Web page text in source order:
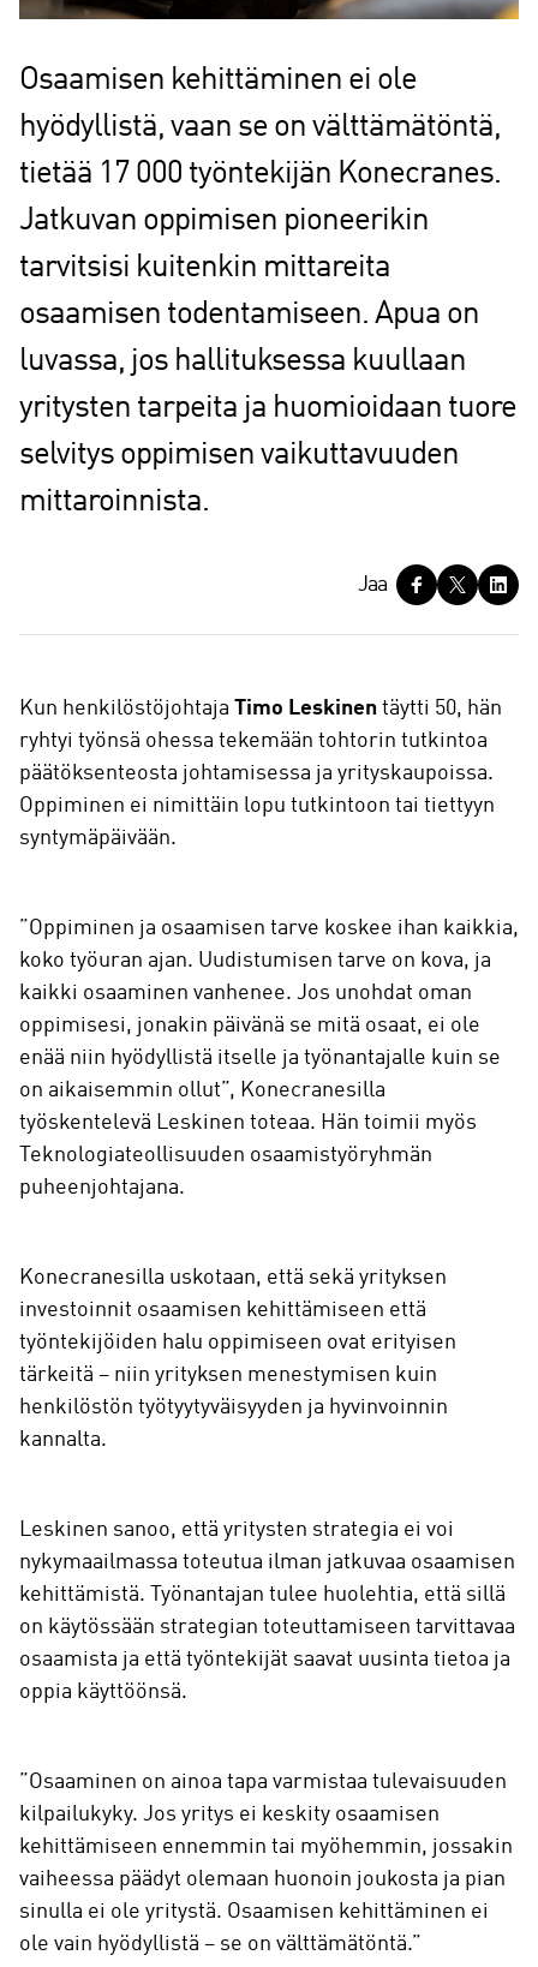
Osaamisen kehittäminen ei ole
hyödyllistä, vaan se on välttämätöntä,
tietää 17 000 työntekijän Konecranes.
Jatkuvan oppimisen pioneerikin
tarvitsisi kuitenkin mittareita
osaamisen todentamiseen. Apua on
luvassa, jos hallituksessa kuullaan
yritysten tarpeita ja huomioidaan tuore
selvitys oppimisen vaikuttavuuden
mittaroinnista.
a
Jaa
Kun henkilöstöjohtaja Timo Leskinen täytti 50, hän
ryhtyi työnsä ohessa tekemään tohtorin tutkintoa
päätöksenteosta johtamisessa ja yrityskaupoissa.
Oppiminen ei nimittäin lopu tutkintoon tai tiettyyn
syntymäpäivään.
”Oppiminen ja osaamisen tarve koskee ihan kaikkia,
koko työuran ajan. Uudistumisen tarve on kova, ja
kaikki osaaminen vanhenee. Jos unohdat oman
oppimisesi, jonakin päivänä se mitä osaat, ei ole
enää niin hyödyllistä itselle ja työnantajalle kuin se
on aikaisemmin ollut”, Konecranesilla
työskentelevä Leskinen toteaa. Hän toimii myös
Teknologiateollisuuden osaamistyöryhmän
puheenjohtajana.
Konecranesilla uskotaan, että sekä yrityksen
investoinnit osaamisen kehittämiseen että
työntekijöiden halu oppimiseen ovat erityisen
tärkeitä – niin yrityksen menestymisen kuin
henkilöstön työtyytyväisyyden ja hyvinvoinnin
kannalta.
Leskinen sanoo, että yritysten strategia ei voi
nykymaailmassa toteutua ilman jatkuvaa osaamisen
kehittämistä. Työnantajan tulee huolehtia, että sillä
on käytössään strategian toteuttamiseen tarvittavaa
osaamista ja että työntekijät saavat uusinta tietoa ja
oppia käyttöönsä.
”Osaaminen on ainoa tapa varmistaa tulevaisuuden
kilpailukyky. Jos yritys ei keskity osaamisen
kehittämiseen ennemmin tai myöhemmin, jossakin
vaiheessa päädyt olemaan huonoin joukosta ja pian
sinulla ei ole yritystä. Osaamisen kehittäminen ei
ole vain hyödyllistä – se on välttämätöntä.”